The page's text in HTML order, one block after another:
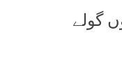
گولے